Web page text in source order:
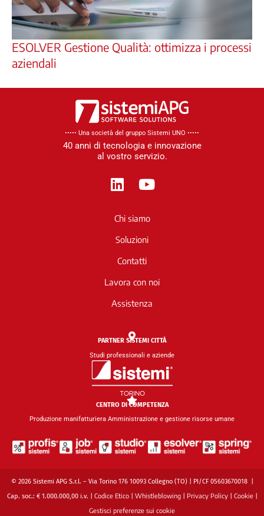
ESOLVER Gestione Qualità: ottimizza i processi
aziendali
••••• Una società del gruppo Sistemi UNO​ •••••
40 anni di tecnologia e innovazione
al vostro servizio.
L
i
n
k
e
d
i
n
Y
t
u
b
e
Chi siamo
Soluzioni
Contatti
Lavora con noi
Assistenza
PARTNER SISTEMI CITTÀ
Studi professionali e aziende
CENTRO DI COMPETENZA
Produzione manifatturiera Amministrazione e gestione risorse umane
© 2026 Sistemi APG S.r.l. – Via Torino 176 10093 Collegno (TO) | PI/CF 05603670018 |
Cap. soc.: € 1.000.000,00 i.v. | Codice Etico| Whistleblowing| Privacy Policy| Cookie|
Gestisci preferenze sui cookie